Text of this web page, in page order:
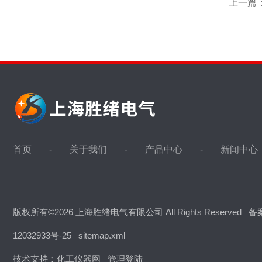
上一篇
首页 关于我们 产品中心 新闻中心
版权所有©2026 上海胜绪电气有限公司 All Rights Reserved 备
12032933号-25 sitemap.xml
技术支持： 化工仪器网 管理登陆